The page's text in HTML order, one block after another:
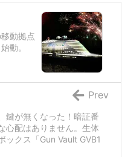
動拠点
始動。
鍵が無くなった！暗証番
心配はありません。生体
ックス「Gun Vault GVB1
Prev